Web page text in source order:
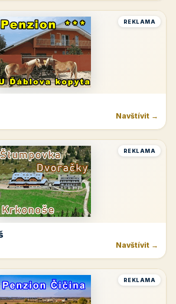
REKLAMA
Navštívit →
REKLAMA
Navštívit →
REKLAMA